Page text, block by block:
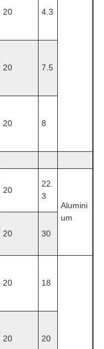
20 4.3
20 7.5
20 8
20
22.
3
Alumini
um
20 30
20 18
20 20